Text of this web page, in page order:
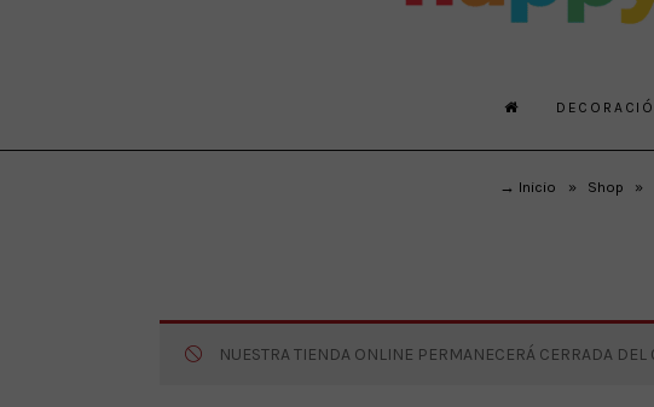
→ Inicio » Shop »
NUESTRA TIENDA ONLINE PERMANECERÁ CERRADA